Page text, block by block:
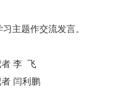
主题作交流发言。
者 李 飞
闫利鹏